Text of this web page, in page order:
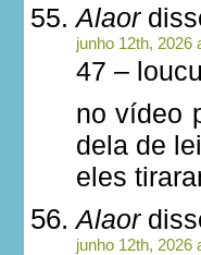
Alaor
junho 12th, 2026
47 –
no vídeo
dela de
eles
Alaor
junho 12th, 2026